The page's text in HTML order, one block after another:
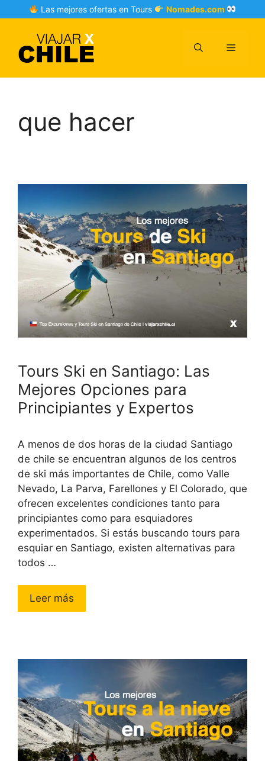
to
Las mejores ofertas en Tours Nomades.com
Menu
que hacer
Tours Ski en Santiago: Las
Mejores Opciones para
Principiantes y Expertos
A menos de dos horas de la ciudad Santiago
de chile se encuentran algunos de los centros
de ski más importantes de Chile, como Valle
Nevado, La Parva, Farellones y El Colorado, que
ofrecen excelentes condiciones tanto para
principiantes como para esquiadores
experimentados. Si estás buscando tours para
esquiar en Santiago, existen alternativas para
todos …
Leer más